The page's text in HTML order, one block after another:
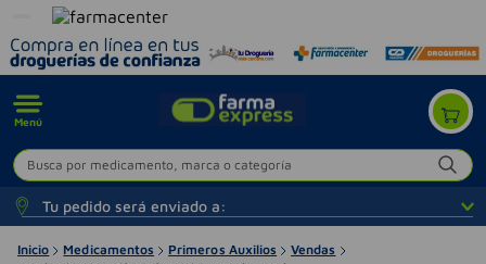
Menú
Busca por medicamento, marca o categoría
Tu pedido será enviado a:
Inicio Medicamentos Primeros Auxilios
Vendas